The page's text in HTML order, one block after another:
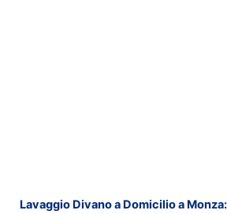
Lavaggio Divano a Domicilio a